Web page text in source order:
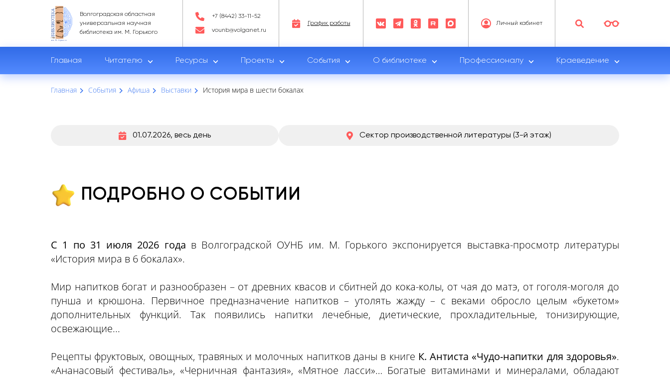
Волгоградская областная
универсальная научная
библиотека им. М. Горького
+7 (8442) 33-11-52
vounb@volganet.ru
График работы Личный кабинет
Главная Читателю Ресурсы Проекты События О библиотеке Профессионалу Краеведение
Главная События Афиша Выставки История мира в шести бокалах
01.07.2026, весь день Сектор производственной литературы (3-й этаж)
ПОДРОБНО О СОБЫТИИ
С 1 по 31 июля 2026 года в Волгоградской ОУНБ им. М. Горького экспонируется выставка-просмотр литературы
«История мира в 6 бокалах».
Мир напитков богат и разнообразен – от древних квасов и сбитней до кока-колы, от чая до матэ, от гоголя-моголя до
пунша и крюшона. Первичное предназначение напитков – утолять жажду – с веками обросло целым «букетом»
дополнительных функций. Так появились напитки лечебные, диетические, прохладительные, тонизирующие,
освежающие...
Рецепты фруктовых, овощных, травяных и молочных напитков даны в книге К. Антиста «Чудо-напитки для здоровья».
«Ананасовый фестиваль», «Черничная фантазия», «Мятное ласси»… Богатые витаминами и минералами, обладают